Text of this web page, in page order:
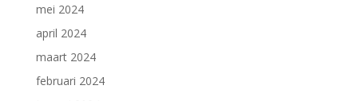
mei 2024
april 2024
maart 2024
februari 2024